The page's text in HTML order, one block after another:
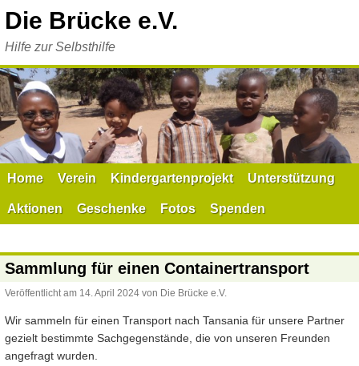
Inhalt
Die Brücke e.V.
Hilfe zur Selbsthilfe
Home Verein Kindergartenprojekt Unterstützung
Aktionen Geschenke Fotos Spenden
Sammlung für einen Containertransport
Veröffentlicht am 14. April 2024 von Die Brücke e.V.
Wir sammeln für einen Transport nach Tansania für unsere Partner
gezielt bestimmte Sachgegenstände, die von unseren Freunden
angefragt wurden.